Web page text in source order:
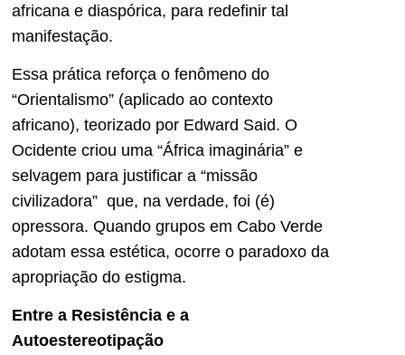
africana e diaspórica, para redefinir tal
manifestação.
Essa prática reforça o fenômeno do
“Orientalismo” (aplicado ao contexto
africano), teorizado por Edward Said. O
Ocidente criou uma “África imaginária” e
selvagem para justificar a “missão
civilizadora” que, na verdade, foi (é)
opressora. Quando grupos em Cabo Verde
adotam essa estética, ocorre o paradoxo da
apropriação do estigma.
Entre a Resistência e a
Autoestereotipação